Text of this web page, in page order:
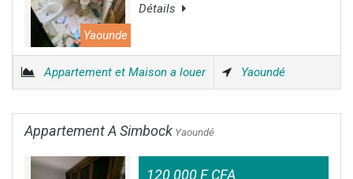
Yaounde
Détails
Appartement et Maison a louer Yaoundé
Appartement A Simbock Yaoundé
120 000 F CFA